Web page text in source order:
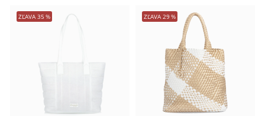
ZĽAVA 35 % ZĽAVA 29%